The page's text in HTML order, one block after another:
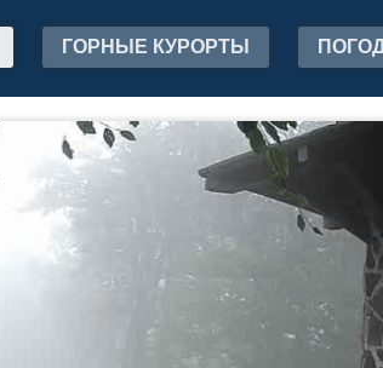
ГОРНЫЕ КУРОРТЫ